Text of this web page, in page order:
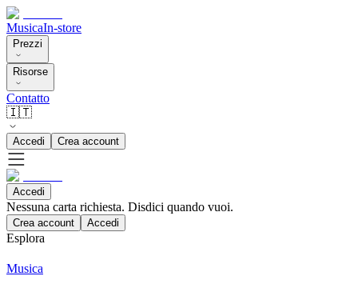
MusicaIn-store
Prezzi
Risorse
Contatto
🇮🇹
Accedi Crea account
Accedi
Nessuna carta richiesta. Disdici quando vuoi.
Crea account Accedi
Esplora
Musica